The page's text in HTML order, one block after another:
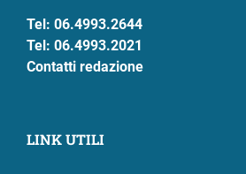
Tel: 06.4993.2644
Tel: 06.4993.2021
Contatti redazione
LINK UTILI